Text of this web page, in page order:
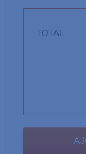
TOTAL